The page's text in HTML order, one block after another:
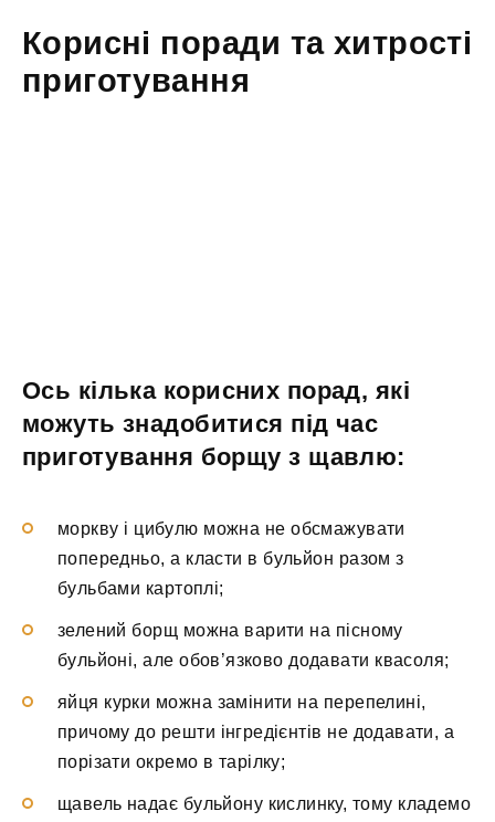
Корисні поради та хитрості
приготування
Ось кілька корисних порад, які
можуть знадобитися під час
приготування борщу з щавлю:
моркву і цибулю можна не обсмажувати
попередньо, а класти в бульйон разом з
бульбами картоплі;
зелений борщ можна варити на пісному
бульйоні, але обов’язково додавати квасоля;
яйця курки можна замінити на перепелині,
причому до решти інгредієнтів не додавати, а
порізати окремо в тарілку;
щавель надає бульйону кислинку, тому кладемо